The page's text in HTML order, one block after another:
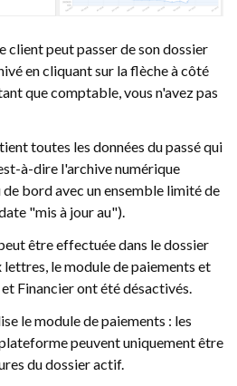
client peut passer de son dossier
en cliquant sur la flèche à côté
que comptable, vous n'avez pas
toutes les données du passé qui
à-dire l'archive numérique
bord avec un ensemble limité de
"mis à jour au").
être effectuée dans le dossier
le module de paiements et
Financier ont été désactivés.
le module de paiements : les
peuvent uniquement être
du dossier actif.